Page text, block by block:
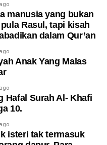
manusia yang bukan
Rasul, tapi kisah
dalam Qur’an
Anak Yang Malas
Hafal Surah Al- Khafi
10.
isteri tak termasuk